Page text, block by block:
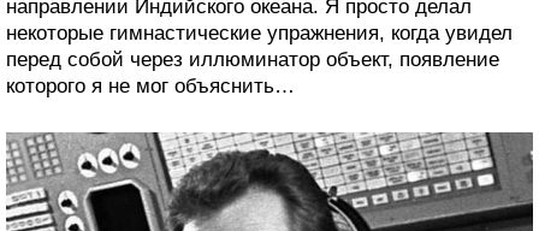
направлении Индийского океана. Я просто делал
некоторые гимнастические упражнения, когда увидел
перед собой через иллюминатор объект, появление
которого я не мог объяснить…